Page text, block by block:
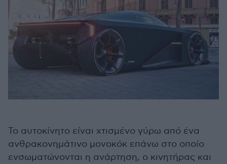
Το αυτοκίνητο είναι χτισμένο γύρω από ένα
ανθρακονημάτινο μονοκόκ επάνω στο οποίο
ενσωματώνονται η ανάρτηση, ο κινητήρας και